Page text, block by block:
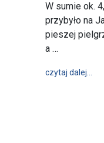
i miłości do Ojczyzny -
W sumie ok.
przybyło na
pieszej
a …
czytaj dalej…